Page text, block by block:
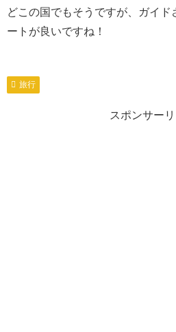
どこの国でもそうですが、ガイド
ートが良いですね！
旅行
スポンサー